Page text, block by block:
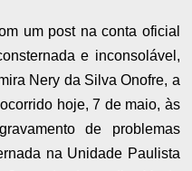
um post na conta oficial
e inconsolável,
Nery da Silva Onofre, a
hoje, 7 de maio, às
de problemas
na Unidade Paulista